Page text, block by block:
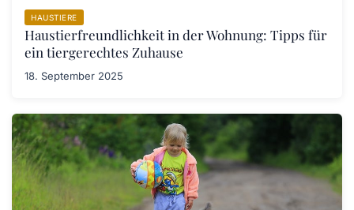
HAUSTIERE
Haustierfreundlichkeit in der Wohnung: Tipps für
ein tiergerechtes Zuhause
18. September 2025